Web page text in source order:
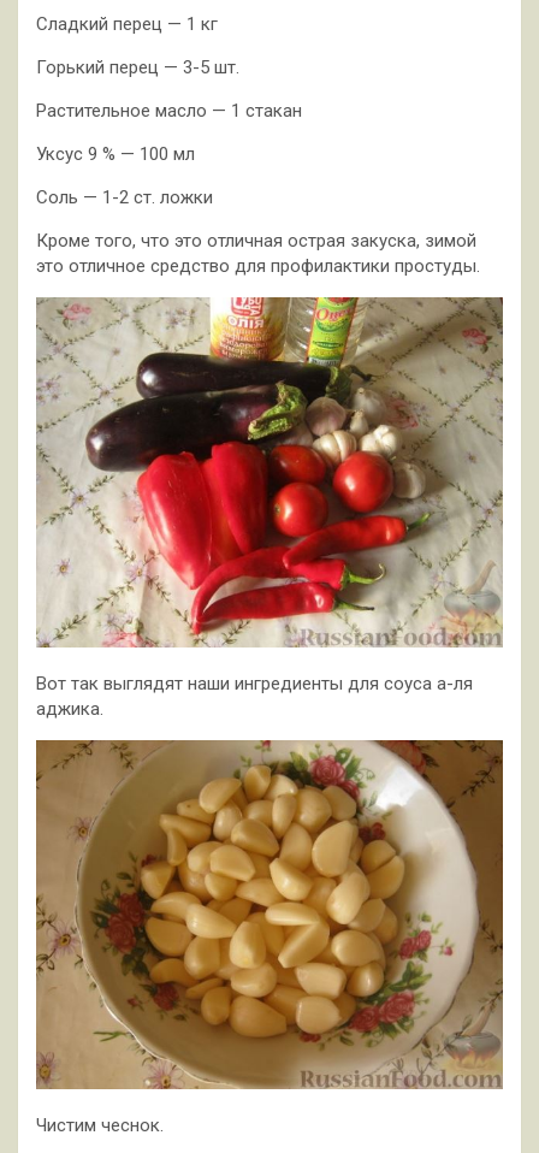
Сладкий перец — 1 кг
Горький перец — 3-5 шт.
Растительное масло — 1 стакан
Уксус 9 % — 100 мл
Соль — 1-2 ст. ложки
Кроме того, что это отличная острая закуска, зимой
это отличное средство для профилактики простуды.
Вот так выглядят наши ингредиенты для соуса а-ля
аджика.
Чистим чеснок.